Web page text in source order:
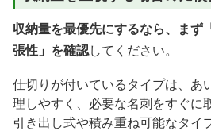
収納量を最優先にするなら、まず
張性」を確認してください。
仕切りが付いているタイプは、あ
理しやすく、必要な名刺をすぐに
引き出し式や積み重ね可能なタイ